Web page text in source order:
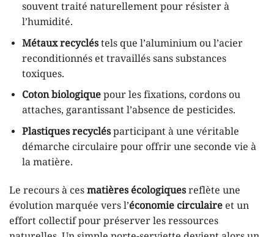
souvent traité naturellement pour résister à
l’humidité.
Métaux recycléstels que l’aluminium ou l’acier
reconditionnés et travaillés sans substances
toxiques.
Coton biologiquepour les fixations, cordons ou
attaches, garantissant l’absence de pesticides.
Plastiques recyclésparticipant à une véritable
démarche circulaire pour offrir une seconde vie à
la matière.
Le recours à cesmatières écologiquesreflète une
évolution marquée vers l’économie circulaireet un
effort collectif pour préserver les ressources